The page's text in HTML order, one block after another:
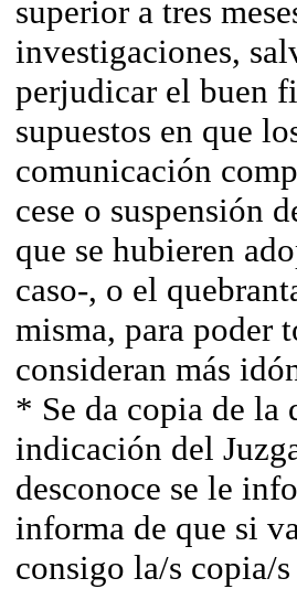
superior a tres
investigaciones,
perjudicar el buen
supuestos en que
comunicación
cese o suspensión
que se hubieren
caso-, o el
misma, para poder
consideran más
* Se da copia de la
indicación del
desconoce se le
informa de que si
consigo la/s copia/